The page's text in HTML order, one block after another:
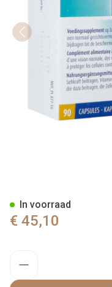
€ 45,10
In voorraad